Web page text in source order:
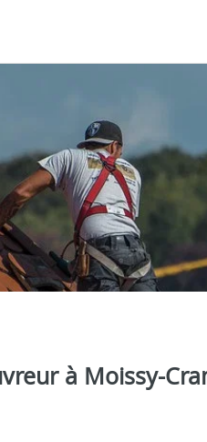
à Moissy-